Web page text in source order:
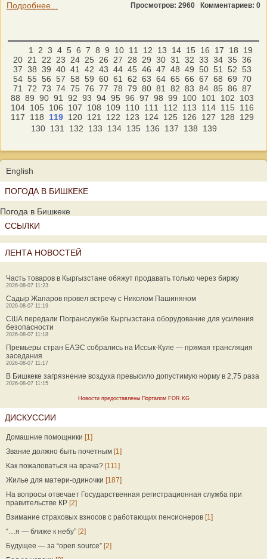
Подробнее...
Просмотров: 2960 Комментариев: 0
1 2 3 4 5 6 7 8 9 10 11 12 13 14 15 16 17 18
19
20 21 22 23 24 25 26 27 28 29 30 31 32 33 34 35 36
37 38 39 40 41 42 43 44 45 46 47 48 49 50 51 52 53
54 55 56 57 58 59 60 61 62 63 64 65 66 67 68 69 70
71
72 73 74 75 76 77 78 79 80 81 82 83 84 85 86 87
88 89 90 91 92 93 94 95 96 97 98 99 100 101 102
103
104 105 106 107 108 109 110 111 112 113 114 115
116
117
118 119 120 121 122 123 124 125 126 127 128
129
130 131 132 133 134 135 136 137 138 139
English
ПОГОДА В БИШКЕКЕ
Погода в Бишкеке
ССЫЛКИ
ЛЕНТА НОВОСТЕЙ
Часть товаров в Кыргызстане обяжут продавать только через биржу
2026-08-07 11:23
Садыр Жапаров провел встречу с Николом Пашиняном
2026-08-07 11:19
США передали Погранслужбе Кыргызстана оборудование для усиления
безопасности
2026-08-07 11:18
Премьеры стран ЕАЭС собрались на Иссык-Куле — прямая трансляция
заседания
2026-08-07 11:17
В Бишкеке загрязнение воздуха превысило допустимую норму в 2,75 раза
2026-08-07 11:15
Новости предоставлены Порталом FOR.KG
ДИСКУССИИ
Домашние помощники [1]
Звание должно быть почетным [1]
Как пожаловаться на врача? [111]
Жилье для матери-одиночки [187]
На вопросы отвечает Государственная регистрационная служба при
правительстве КР [2]
Взимание страховых взносов с работающих пенсионеров [1]
“…я — ближе к небу” [2]
Будущее — за “open source” [2]